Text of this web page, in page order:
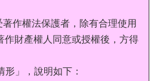
作權法保護者，除有合理使用
作財產權人同意或授權後，方得
形」，說明如下：